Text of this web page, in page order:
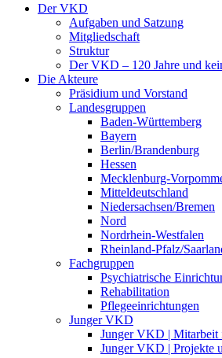
Der VKD
Aufgaben und Satzung
Mitgliedschaft
Struktur
Der VKD – 120 Jahre und
Die Akteure
Präsidium und Vorstand
Landesgruppen
Baden-Württemberg
Bayern
Berlin/Brandenburg
Hessen
Mecklenburg-
Mitteldeutschland
Niedersachsen/Bremen
Nord
Nordrhein-Westfalen
Rheinland-Pfalz/
Fachgruppen
Psychiatrische
Rehabilitation
Pflegeeinrichtungen
Junger VKD
Junger VKD | Mitarbeit
Junger VKD | Projekte